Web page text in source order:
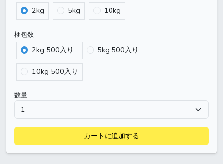
2kg 5kg 10kg
梱包数
2kg 500入り 5kg 500入り
10kg 500入り
数量
カートに追加する